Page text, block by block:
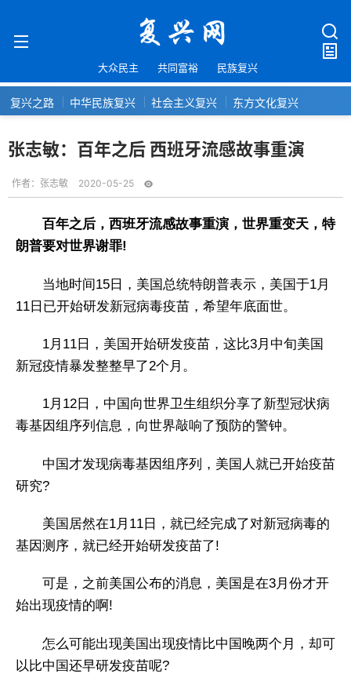
大众民主 共同富裕 民族复兴
复兴之路 中华民族复兴 社会主义复兴 东方文化复兴
张志敏：百年之后 西班牙流感故事重演
作者： 张志敏 2020-05-25
百年之后，西班牙流感故事重演，世界重变天，特
朗普要对世界谢罪!
当地时间15日，美国总统特朗普表示，美国于1月
11日已开始研发新冠病毒疫苗，希望年底面世。
1月11日，美国开始研发疫苗，这比3月中旬美国
新冠疫情暴发整整早了2个月。
1月12日，中国向世界卫生组织分享了新型冠状病
毒基因组序列信息，向世界敲响了预防的警钟。
中国才发现病毒基因组序列，美国人就已开始疫苗
研究?
美国居然在1月11日，就已经完成了对新冠病毒的
基因测序，就已经开始研发疫苗了!
可是，之前美国公布的消息，美国是在3月份才开
始出现疫情的啊!
怎么可能出现美国出现疫情比中国晚两个月，却可
以比中国还早研发疫苗呢?